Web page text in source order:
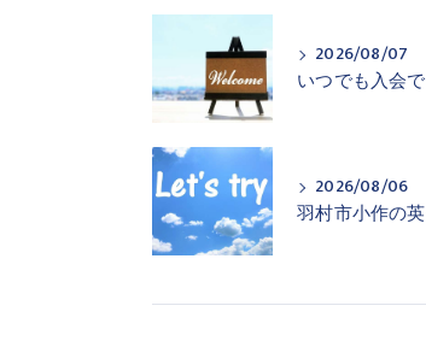
2026/08/07
2026/08/06